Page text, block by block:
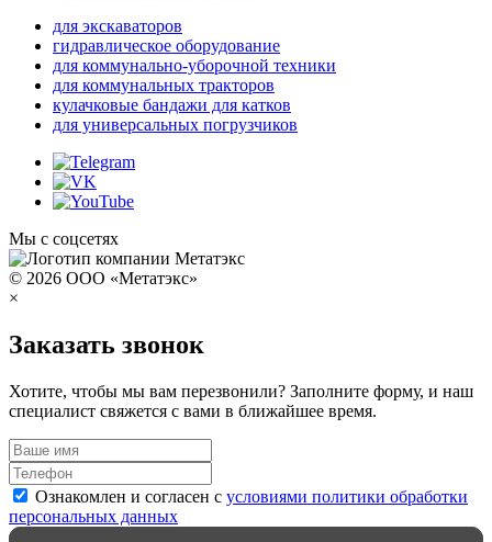
для экскаваторов
гидравлическое оборудование
для коммунально-уборочной техники
для коммунальных тракторов
кулачковые бандажи для катков
для универсальных погрузчиков
Мы с соцсетях
© 2026 ООО «Метатэкс»
×
Заказать звонок
Хотите, чтобы мы вам перезвонили? Заполните форму, и наш
специалист свяжется с вами в ближайшее время.
Ознакомлен и согласен с условиями политики обработки
персональных данных